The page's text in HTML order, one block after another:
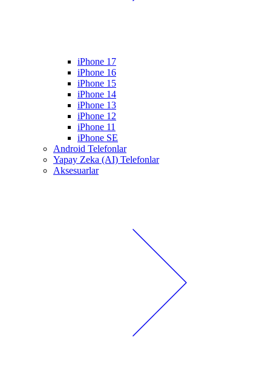
iPhone 17
iPhone 16
iPhone 15
iPhone 14
iPhone 13
iPhone 12
iPhone 11
iPhone SE
Android Telefonlar
Yapay Zeka (AI) Telefonlar
Aksesuarlar